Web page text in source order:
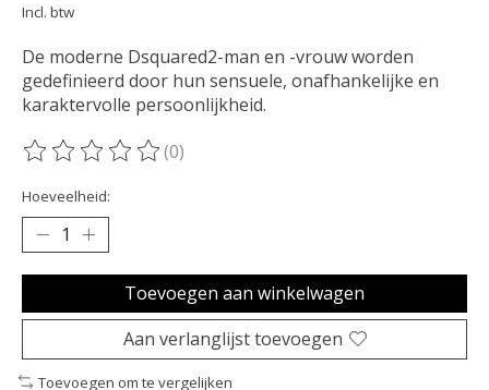
Incl. btw
De moderne Dsquared2-man en -vrouw worden
gedefinieerd door hun sensuele, onafhankelijke en
karaktervolle persoonlijkheid.
De beoordeling van dit product is
(0)
Hoeveelheid:
Toevoegen aan winkelwagen
Aan verlanglijst toevoegen
Toevoegen om te vergelijken